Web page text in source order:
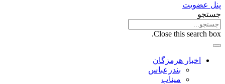
پنل عضویت
جستجو
Close this search box.
اخبار هرمزگان
بندرعباس
میناب